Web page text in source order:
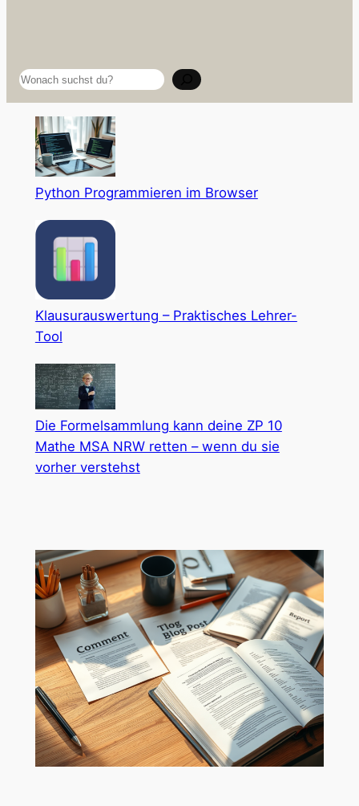
Suchen
Python Programmieren im Browser
Klausurauswertung – Praktisches Lehrer-
Tool
Die Formelsammlung kann deine ZP 10
Mathe MSA NRW retten – wenn du sie
vorher verstehst